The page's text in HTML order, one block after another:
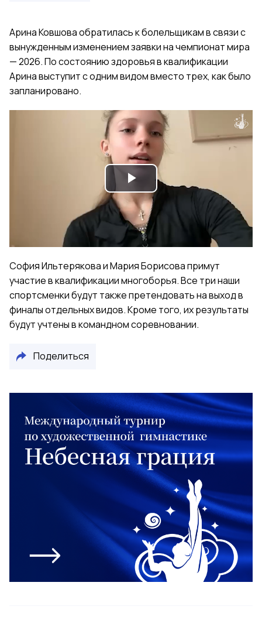
Арина Ковшова обратилась к болельщикам в связи с
вынужденным изменением заявки на чемпионат мира
— 2026. По состоянию здоровья в квалификации
Арина выступит с одним видом вместо трех, как было
запланировано.
Play
Video
София Ильтерякова и Мария Борисова примут
участие в квалификации многоборья. Все три наши
спортсменки будут также претендовать на выход в
финалы отдельных видов. Кроме того, их результаты
будут учтены в командном соревновании.
Поделиться